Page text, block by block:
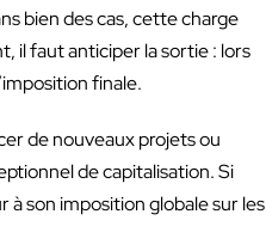
bien des cas, cette charge
il faut anticiper la sortie : lors
finale.
de nouveaux projets ou
de capitalisation. Si
son imposition globale sur les